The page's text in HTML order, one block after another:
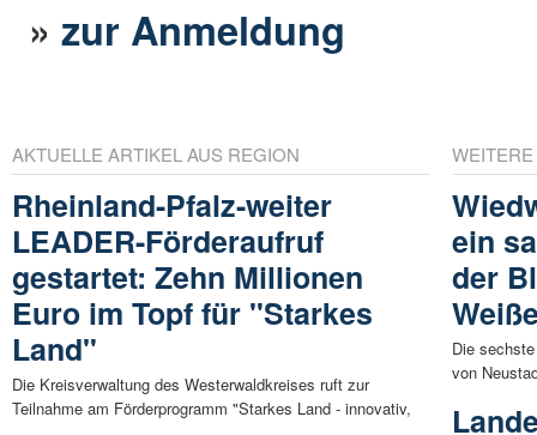
»zur Anmeldung
AKTUELLE ARTIKEL AUS REGION
Rheinland-Pfalz-weiter
LEADER-Förderaufruf
gestartet: Zehn Millionen
Euro im Topf für "Starkes
Land"
Die Kreisverwaltung des Westerwaldkreises ruft zur
Teilnahme am Förderprogramm "Starkes Land - innovativ,
ein
der
Die
von